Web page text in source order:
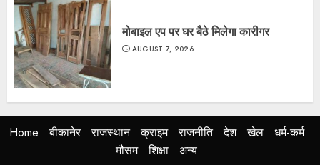
मोबाइल एप पर घर बैठे मिलेगा कारीगर
AUGUST 7, 2026
Home बीकानेर राजस्थान क्राइम राजनीति देश खेल
धर्म-कर्म
मौसम
शिक्षा अन्य